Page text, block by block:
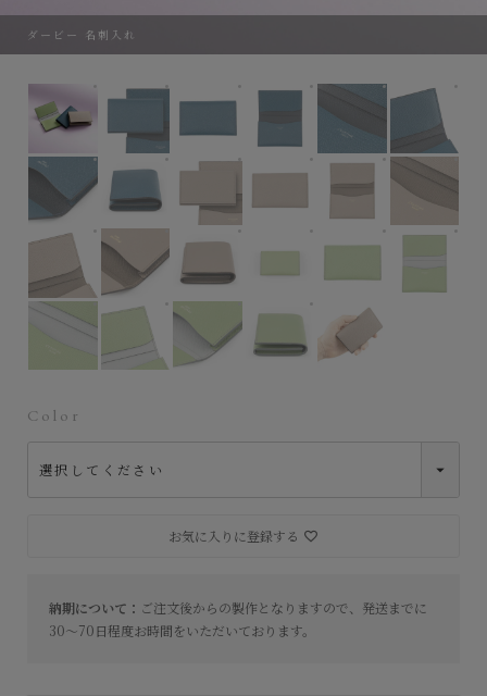
ダービー 名刺入れ
ダービー 名刺入れ外装（ダービー）：Blue Legion、内装装飾（
外装（ダービー）：Blue Legion、
外装（ダービー）：
外装（ダービ
外装（ダービー）：Blue Legion、内装装飾（ダービー）
外装（ダービー）：Blue Legion、内装装飾（
外装（ダービー）：Tourterelle、
外装（ダービー）：
外装（ダー
外装（ダービー）：Tourterelle、内装装飾（ダービー）
外装（ダービー）：Tourterelle、内装装飾（
外装（ダービー）：Tourterelle、
外装（ダービー）：
外装（ダービー）：Pistache、内装装飾（ダービー）：
外装（ダービー）：Pistache、内装装飾（ダー
外装（ダービー）：Pistache、内
外装（ダービー）：
納期について： ご注文後からの製作となりますので、発送までに
30～70日程度お時間をいただいております。
Color
お気に入りに登録する